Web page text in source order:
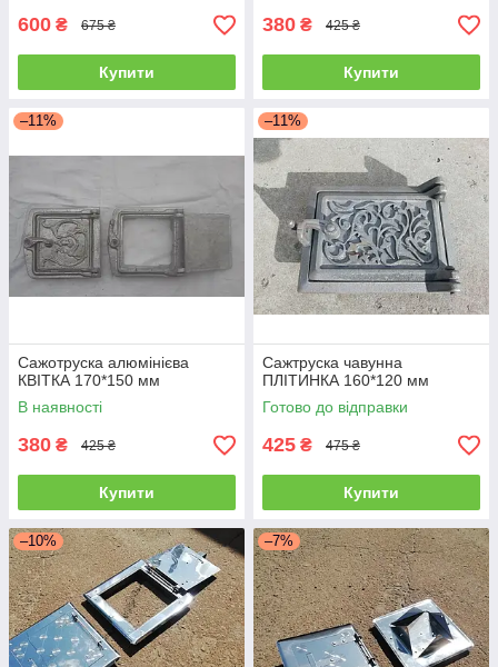
600 ₴ 675 ₴
Купити
380 ₴ 425 ₴
Купити
–11%
Сажотруска алюмінієва
КВІТКА 170*150 мм
В наявності
380 ₴ 425 ₴
Купити
–11%
Сажтруска чавунна
ПЛІТИНКА 160*120 мм
Готово до відправки
425 ₴ 475 ₴
Купити
–10% –7%